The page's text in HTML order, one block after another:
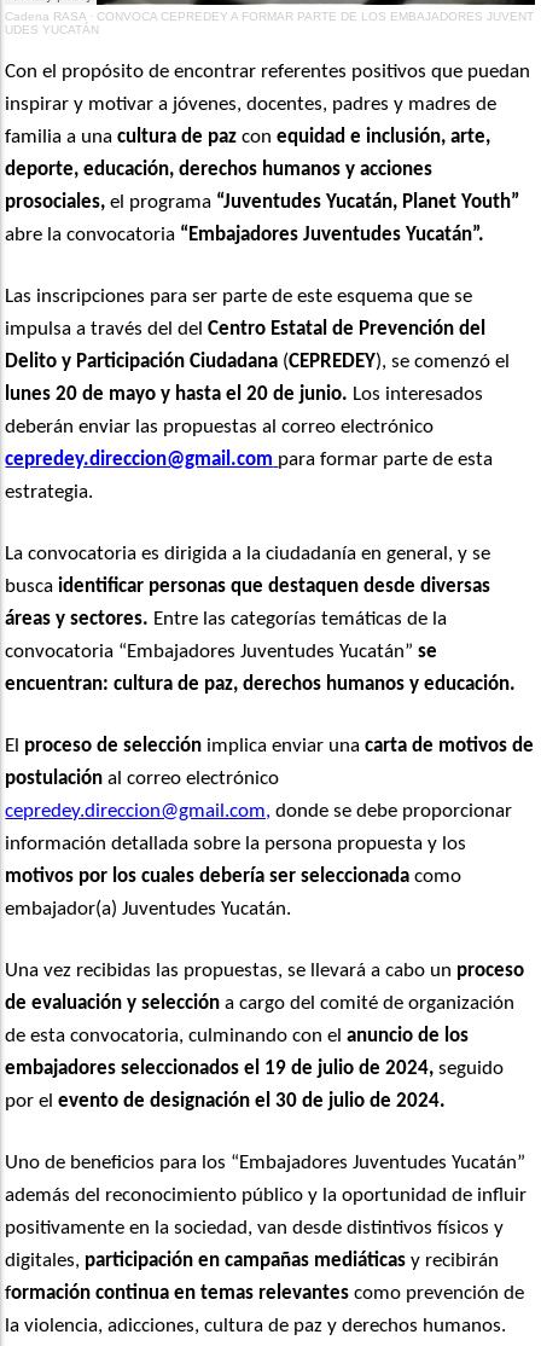
Cadena RASA · CONVOCA CEPREDEY A FORMAR PARTE DE LOS EMBAJADORES JUVENT
UDES YUCATÁN
Con el propósito de encontrar referentes positivos que puedan
inspirar y motivar a jóvenes, docentes, padres y madres de
familia a unacultura de paz con equidad e inclusión, arte,
deporte, educación, derechos humanos y acciones
prosociales, el programa “Juventudes Yucatán, Planet Youth”
abre la convocatoria “Embajadores Juventudes Yucatán”.
Las inscripciones para ser parte de este esquema que se
impulsa a través del delCentro Estatal de Prevención del
Delito y Participación Ciudadana (CEPREDEY), se comenzó el
lunes 20 de mayo y hasta el 20 de junio. Los interesados
deberán enviar las propuestas al correo electrónico
cepredey.direccion@gmail.com para formar parte de esta
estrategia.
La convocatoria es dirigida a la ciudadanía en general, y se
busca identificar personas que destaquen desde diversas
áreas y sectores. Entre las categorías temáticas de la
convocatoria “Embajadores Juventudes Yucatán”se
encuentran: cultura de paz, derechos humanos y educación.
El proceso de selección implica enviar unacarta de motivos de
postulación al correo electrónico
cepredey.direccion@gmail.com, donde se debe proporcionar
información detallada sobre la persona propuesta y los
motivos por los cuales debería ser seleccionada como
embajador(a) Juventudes Yucatán.
Una vez recibidas las propuestas, se llevará a cabo un proceso
de evaluación y selección a cargo del comité de organización
de esta convocatoria, culminando con elanuncio de los
embajadores seleccionados el 19 de julio de 2024, seguido
por elevento de designación el 30 de julio de 2024.
Uno de beneficios para los “Embajadores Juventudes Yucatán”
además del reconocimiento público y la oportunidad de influir
positivamente en la sociedad, van desde distintivos físicos y
digitales, participación en campañas mediáticas y recibirán
formación continua en temas relevantes como prevención de
la violencia, adicciones, cultura de paz y derechos humanos.